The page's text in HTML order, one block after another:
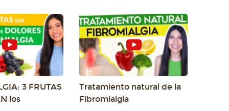
3 FRUTAS
los
Tratamiento natural de la
Fibromialgia